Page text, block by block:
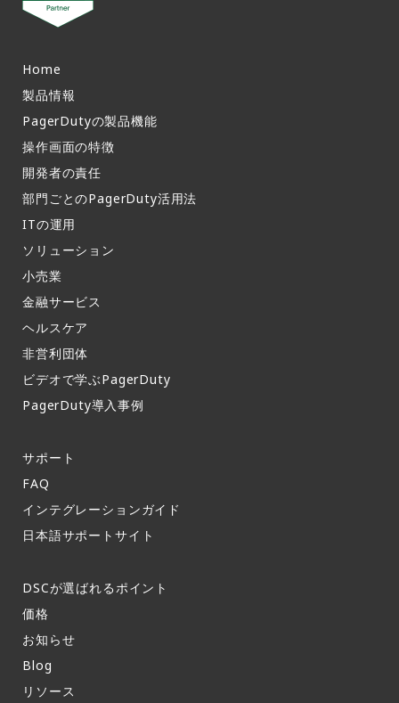
Home
製品情報​
PagerDutyの製品機能​
操作画面の特徴​
開発者の責任
部門ごとのPagerDuty活用法​
ITの運用​
ソリューション
小売業
金融サービス
ヘルスケア
非営利団体
ビデオで学ぶPagerDuty
PagerDuty導入事例​
サポート​
FAQ​
インテグレーションガイド​
日本語サポートサイト​
DSCが選ばれるポイント
価格
お知らせ​
Blog
リソース